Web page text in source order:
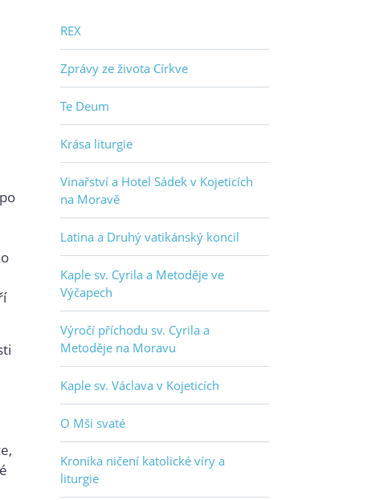
REX
Zprávy ze života Církve
Te Deum
Krása liturgie
Vinařství a Hotel Sádek v Kojeticích
na Moravě
Latina a Druhý vatikánský koncil
Kaple sv. Cyrila a Metoděje ve
Výčapech
Výročí příchodu sv. Cyrila a
Metoděje na Moravu
Kaple sv. Václava v Kojeticích
O Mši svaté
Kronika ničení katolické víry a
liturgie